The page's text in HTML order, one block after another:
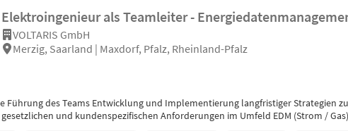
Elektroingenieur als Teamleiter -
VOLTARIS GmbH
Merzig, Saarland | Maxdorf, Pfalz, Rheinland-Pfalz
Führung des Teams Entwicklung und Implementierung langfristiger Strategien
und kundenspezifischen Anforderungen im Umfeld EDM (Strom /